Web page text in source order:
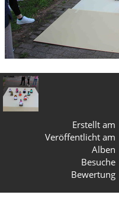
Erstellt am
Veröffentlicht am
Alben
Besuche
Bewertung